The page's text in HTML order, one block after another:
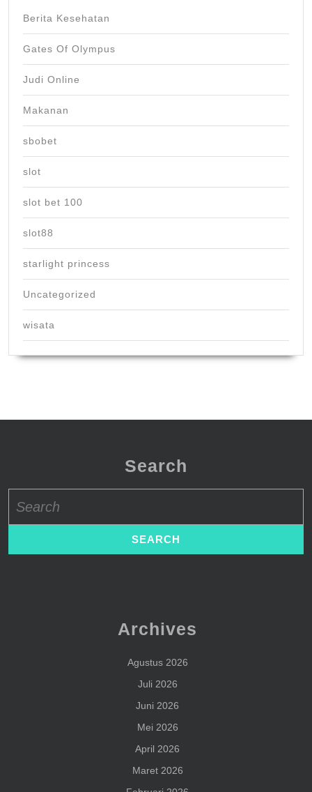
Berita Kesehatan
Gates Of Olympus
Judi Online
Makanan
sbobet
slot
slot bet 100
slot88
starlight princess
Uncategorized
wisata
Search
for:
Archives
Agustus 2026
Juli 2026
Juni 2026
Mei 2026
April 2026
Maret 2026